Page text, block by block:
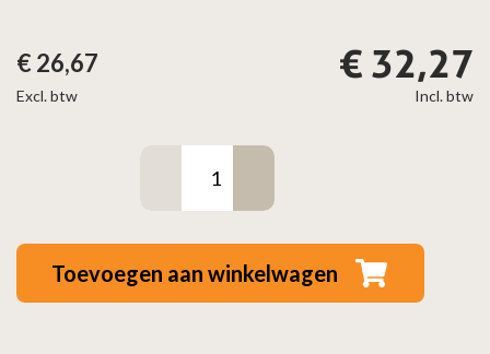
Incl. btw
€ 32,27
Excl. btw
€26,67
Toevoegen aan winkelwagen